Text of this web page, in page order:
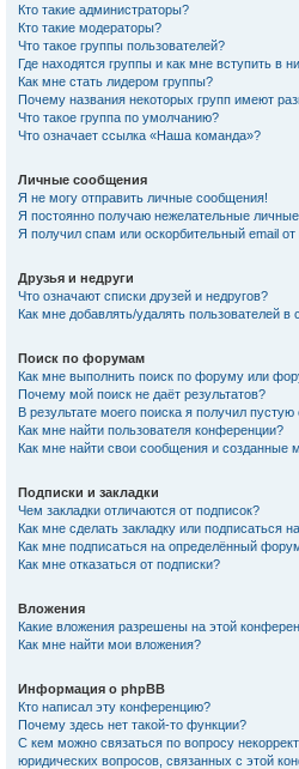
Кто такие администраторы?
Кто такие модераторы?
Что такое группы пользователей?
Где находятся группы и как мне вступить в
Как мне стать лидером группы?
Почему названия некоторых групп имеют
Что такое группа по умолчанию?
Что означает ссылка «Наша команда»?
Личные сообщения
Я не могу отправить личные сообщения!
Я постоянно получаю нежелательные
Я получил спам или оскорбительный email от
Друзья и недруги
Что означают списки друзей и недругов?
Как мне добавлять/удалять пользователей в
Поиск по форумам
Как мне выполнить поиск по форуму или
Почему мой поиск не даёт результатов?
В результате моего поиска я получил пустую
Как мне найти пользователя конференции?
Как мне найти свои сообщения и созданные
Подписки и закладки
Чем закладки отличаются от подписок?
Как мне сделать закладку или подписаться
Как мне подписаться на определённый
Как мне отказаться от подписки?
Вложения
Какие вложения разрешены на этой
Как мне найти мои вложения?
Информация о phpBB
Кто написал эту конференцию?
Почему здесь нет такой-то функции?
С кем можно связаться по вопросу
юридических вопросов, связанных с этой